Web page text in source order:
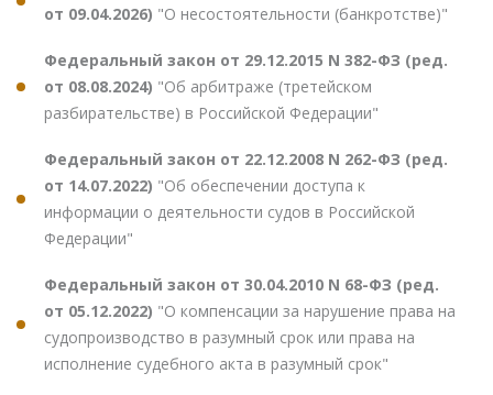
от 09.04.2026) "О несостоятельности (банкротстве)"
Федеральный закон от 29.12.2015 N 382-ФЗ (ред.
от 08.08.2024) "Об арбитраже (третейском
разбирательстве) в Российской Федерации"
Федеральный закон от 22.12.2008 N 262-ФЗ (ред.
от 14.07.2022) "Об обеспечении доступа к
информации о деятельности судов в Российской
Федерации"
Федеральный закон от 30.04.2010 N 68-ФЗ (ред.
от 05.12.2022) "О компенсации за нарушение права на
судопроизводство в разумный срок или права на
исполнение судебного акта в разумный срок"